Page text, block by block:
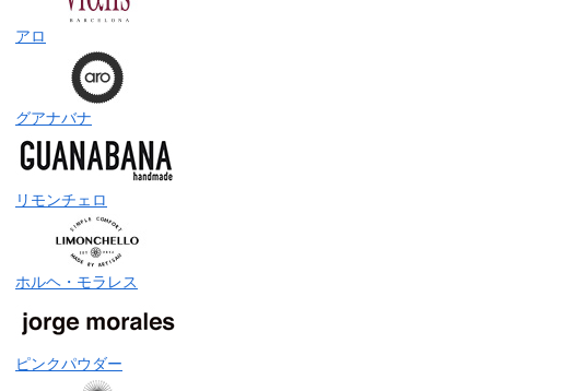
アロ
グアナバナ
リモンチェロ
ホルヘ・モラレス
ピンクパウダー